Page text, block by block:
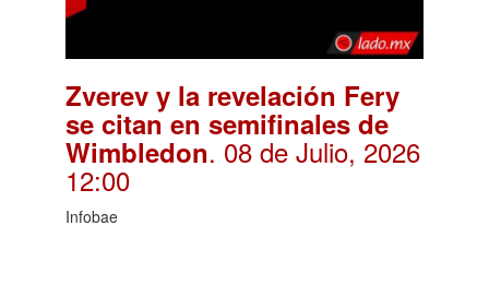
Zverev y la revelación Fery
se citan en semifinales de
Wimbledon. 08 de Julio, 2026
12:00
Infobae